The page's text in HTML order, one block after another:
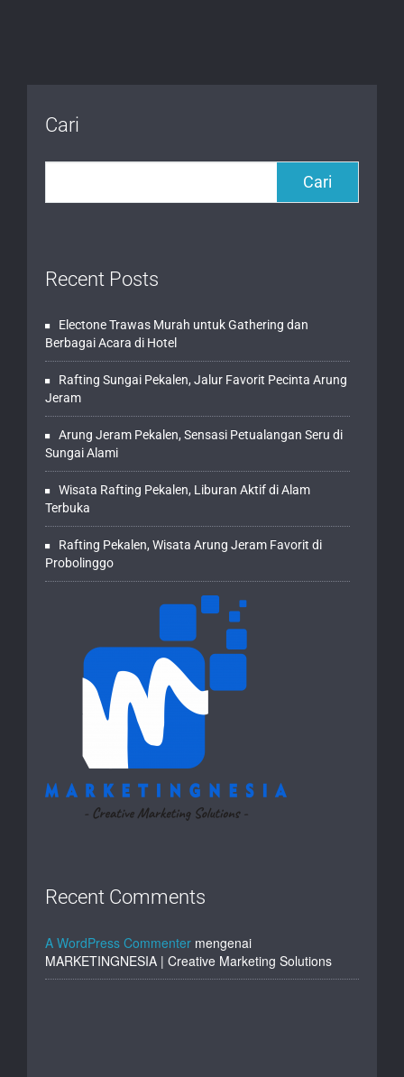
Cari
Cari
Recent Posts
Electone Trawas Murah untuk Gathering dan
Berbagai Acara di Hotel
Rafting Sungai Pekalen, Jalur Favorit Pecinta Arung
Jeram
Arung Jeram Pekalen, Sensasi Petualangan Seru di
Sungai Alami
Wisata Rafting Pekalen, Liburan Aktif di Alam
Terbuka
Rafting Pekalen, Wisata Arung Jeram Favorit di
Probolinggo
Recent Comments
A WordPress Commenter mengenai
MARKETINGNESIA | Creative Marketing Solutions